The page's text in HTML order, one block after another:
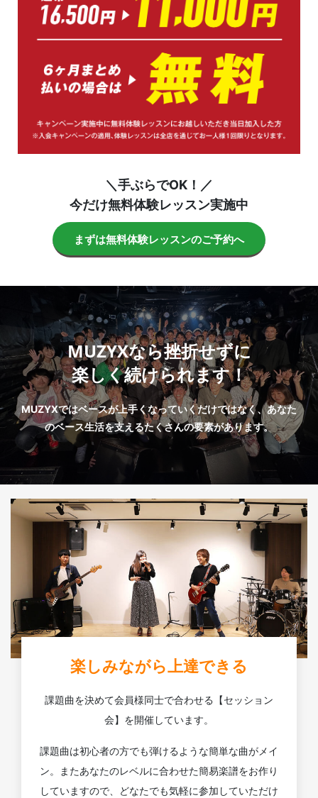
＼手ぶらでOK！／
今だけ無料体験レッスン実施中
まずは無料体験レッスンのご予約へ
MUZYXなら挫折せずに
楽しく続けられます！
MUZYXではベースが上手くなっていくだけではなく、あなた
のベース生活を支えるたくさんの要素があります。
楽しみながら上達できる
課題曲を決めて会員様同士で合わせる【セッション
会】を開催しています。
課題曲は初心者の方でも弾けるような簡単な曲がメイ
ン。またあなたのレベルに合わせた簡易楽譜をお作り
していますので、どなたでも気軽に参加していただけ